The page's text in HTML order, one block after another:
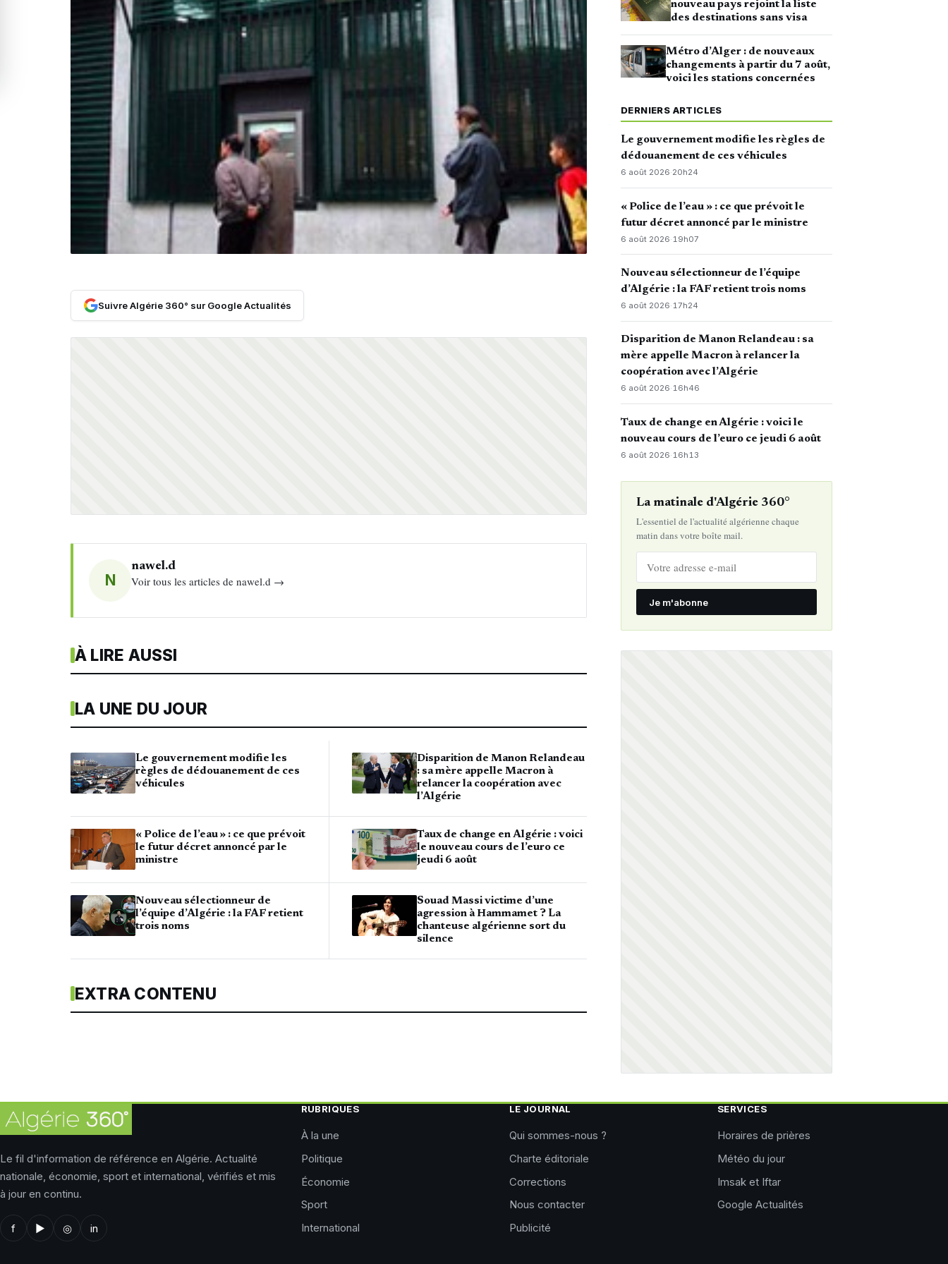
Suivre Algérie 360° sur Google Actualités
N
nawel.d
Voir tous les articles de nawel.d →
À LIRE AUSSI
LA UNE DU JOUR
Le gouvernement modifie les
règles de dédouanement de ces
véhicules
« Police de l’eau » : ce que prévoit
le futur décret annoncé par le
ministre
Nouveau sélectionneur de
l’équipe d’Algérie : la FAF retient
trois noms
Disparition de Manon Relandeau
: sa mère appelle Macron à
relancer la coopération avec
l’Algérie
Taux de change en Algérie : voici
le nouveau cours de l’euro ce
jeudi 6 août
Souad Massi victime d’une
agression à Hammamet ? La
chanteuse algérienne sort du
silence
EXTRA CONTENU
nouveau pays rejoint la liste
des destinations sans visa
Métro d’Alger : de nouveaux
changements à partir du 7 août,
voici les stations concernées
DERNIERS ARTICLES
Le gouvernement modifie les règles de
dédouanement de ces véhicules
6 août 2026·20h24
« Police de l’eau » : ce que prévoit le
futur décret annoncé par le ministre
6 août 2026· 19h07
Nouveau sélectionneur de l’équipe
d’Algérie : la FAF retient trois noms
6 août 2026·17h24
Disparition de Manon Relandeau : sa
mère appelle Macron à relancer la
coopération avec l’Algérie
6 août 2026·16h46
Taux de change en Algérie : voici le
nouveau cours de l’euro ce jeudi 6 août
6 août 2026· 16h13
La matinale d'Algérie 360°
L'essentiel de l'actualité algérienne chaque
matin dans votre boîte mail.
Je m'abonne
Le fil d'information de référence en Algérie. Actualité
nationale, économie, sport et international, vérifiés et mis
à jour en continu.
f ▶ ◎ in
RUBRIQUES
À la une
Politique
Économie
Sport
International
LE JOURNAL
Qui sommes-nous ?
Charte éditoriale
Corrections
Nous contacter
Publicité
SERVICES
Horaires de prières
Météo du jour
Imsak et Iftar
Google Actualités